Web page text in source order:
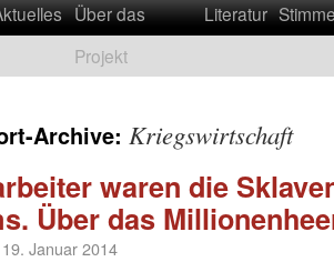
Über das
Projekt
Literatur
Archive: Kriegswirtschaft
waren die
Über das
19. Januar 2014